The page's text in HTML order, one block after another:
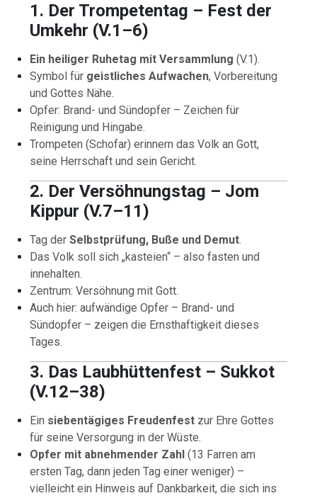
1. Der Trompetentag – Fest der
Umkehr (V.1–6)
Ein heiliger Ruhetag mit Versammlung (V.1).
Symbol für geistliches Aufwachen, Vorbereitung
und Gottes Nähe.
Opfer: Brand- und Sündopfer – Zeichen für
Reinigung und Hingabe.
Trompeten (Schofar) erinnern das Volk an Gott,
seine Herrschaft und sein Gericht.
2. Der Versöhnungstag – Jom
Kippur (V.7–11)
Tag derSelbstprüfung, Buße und Demut.
Das Volk soll sich „kasteien“ – also fasten und
innehalten.
Zentrum: Versöhnung mit Gott.
Auch hier: aufwändige Opfer – Brand- und
Sündopfer – zeigen die Ernsthaftigkeit dieses
Tages.
3. Das Laubhüttenfest – Sukkot
(V.12–38)
Ein siebentägiges Freudenfest zur Ehre Gottes
für seine Versorgung in der Wüste.
Opfer mit abnehmender Zahl (13 Farren am
ersten Tag, dann jeden Tag einer weniger) –
vielleicht ein Hinweis auf Dankbarkeit, die sich ins